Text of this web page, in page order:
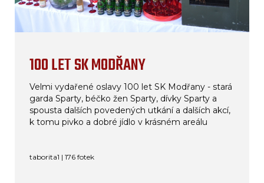
100 LET SK MODŘANY
Velmi vydařené oslavy 100 let SK Modřany - stará
garda Sparty, béčko žen Sparty, dívky Sparty a
spousta dalších povedených utkání a dalších akcí,
k tomu pivko a dobré jídlo v krásném areálu
taborita1 | 176 fotek